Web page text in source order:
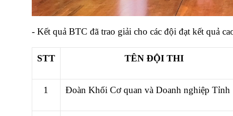
- Kết quả BTC đã trao giải cho các đội đạt kết quả
STT TÊN ĐỘI THI
1 Đoàn Khối Cơ quan và Doanh nghiệp Tỉnh